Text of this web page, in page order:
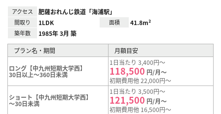
アクセス 肥薩おれんじ鉄道「海浦駅」
間取り 1LDK 面積 41.8m²
築年数 1985年 3月 築
プラン名・期間 月額目安
ロング【中九州短期大学西】
30日以上～360日未満
1日当たり 3,400円～
118,500 円/月～
初期費用他 22,000円～
ショート【中九州短期大学西】
～30日未満
1日当たり 3,500円～
121,500 円/月～
初期費用他 16,500円～